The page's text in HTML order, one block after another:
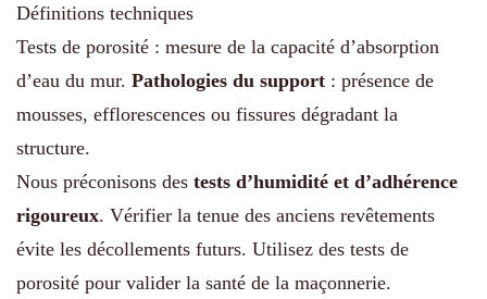
Définitions techniques
Tests de porosité : mesure de la capacité d’absorption
d’eau du mur. Pathologies du support : présence de
mousses, efflorescences ou fissures dégradant la
structure.
Nous préconisons des tests d’humidité et d’adhérence
rigoureux. Vérifier la tenue des anciens revêtements
évite les décollements futurs. Utilisez des tests de
porosité pour valider la santé de la maçonnerie.